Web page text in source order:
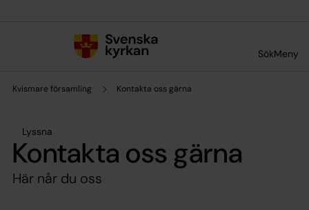
SökMeny
Kvismare församling Kontakta oss gärna
Lyssna
Kontakta oss gärna
Här når du oss